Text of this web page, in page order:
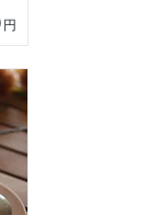
円